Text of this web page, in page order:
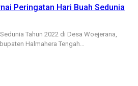
Peringatan Hari Buah Sedunia
Tahun 2022 di Desa Woejerana,
Halmahera Tengah…